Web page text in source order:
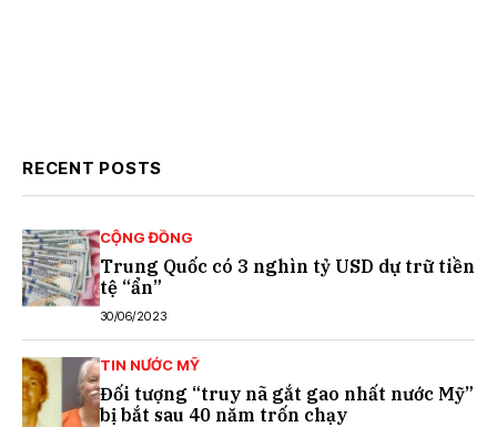
RECENT POSTS
CỘNG ĐỒNG
Trung Quốc có 3 nghìn tỷ USD dự trữ tiền
tệ “ẩn”
30/06/2023
TIN NƯỚC MỸ
Đối tượng “truy nã gắt gao nhất nước Mỹ”
bị bắt sau 40 năm trốn chạy